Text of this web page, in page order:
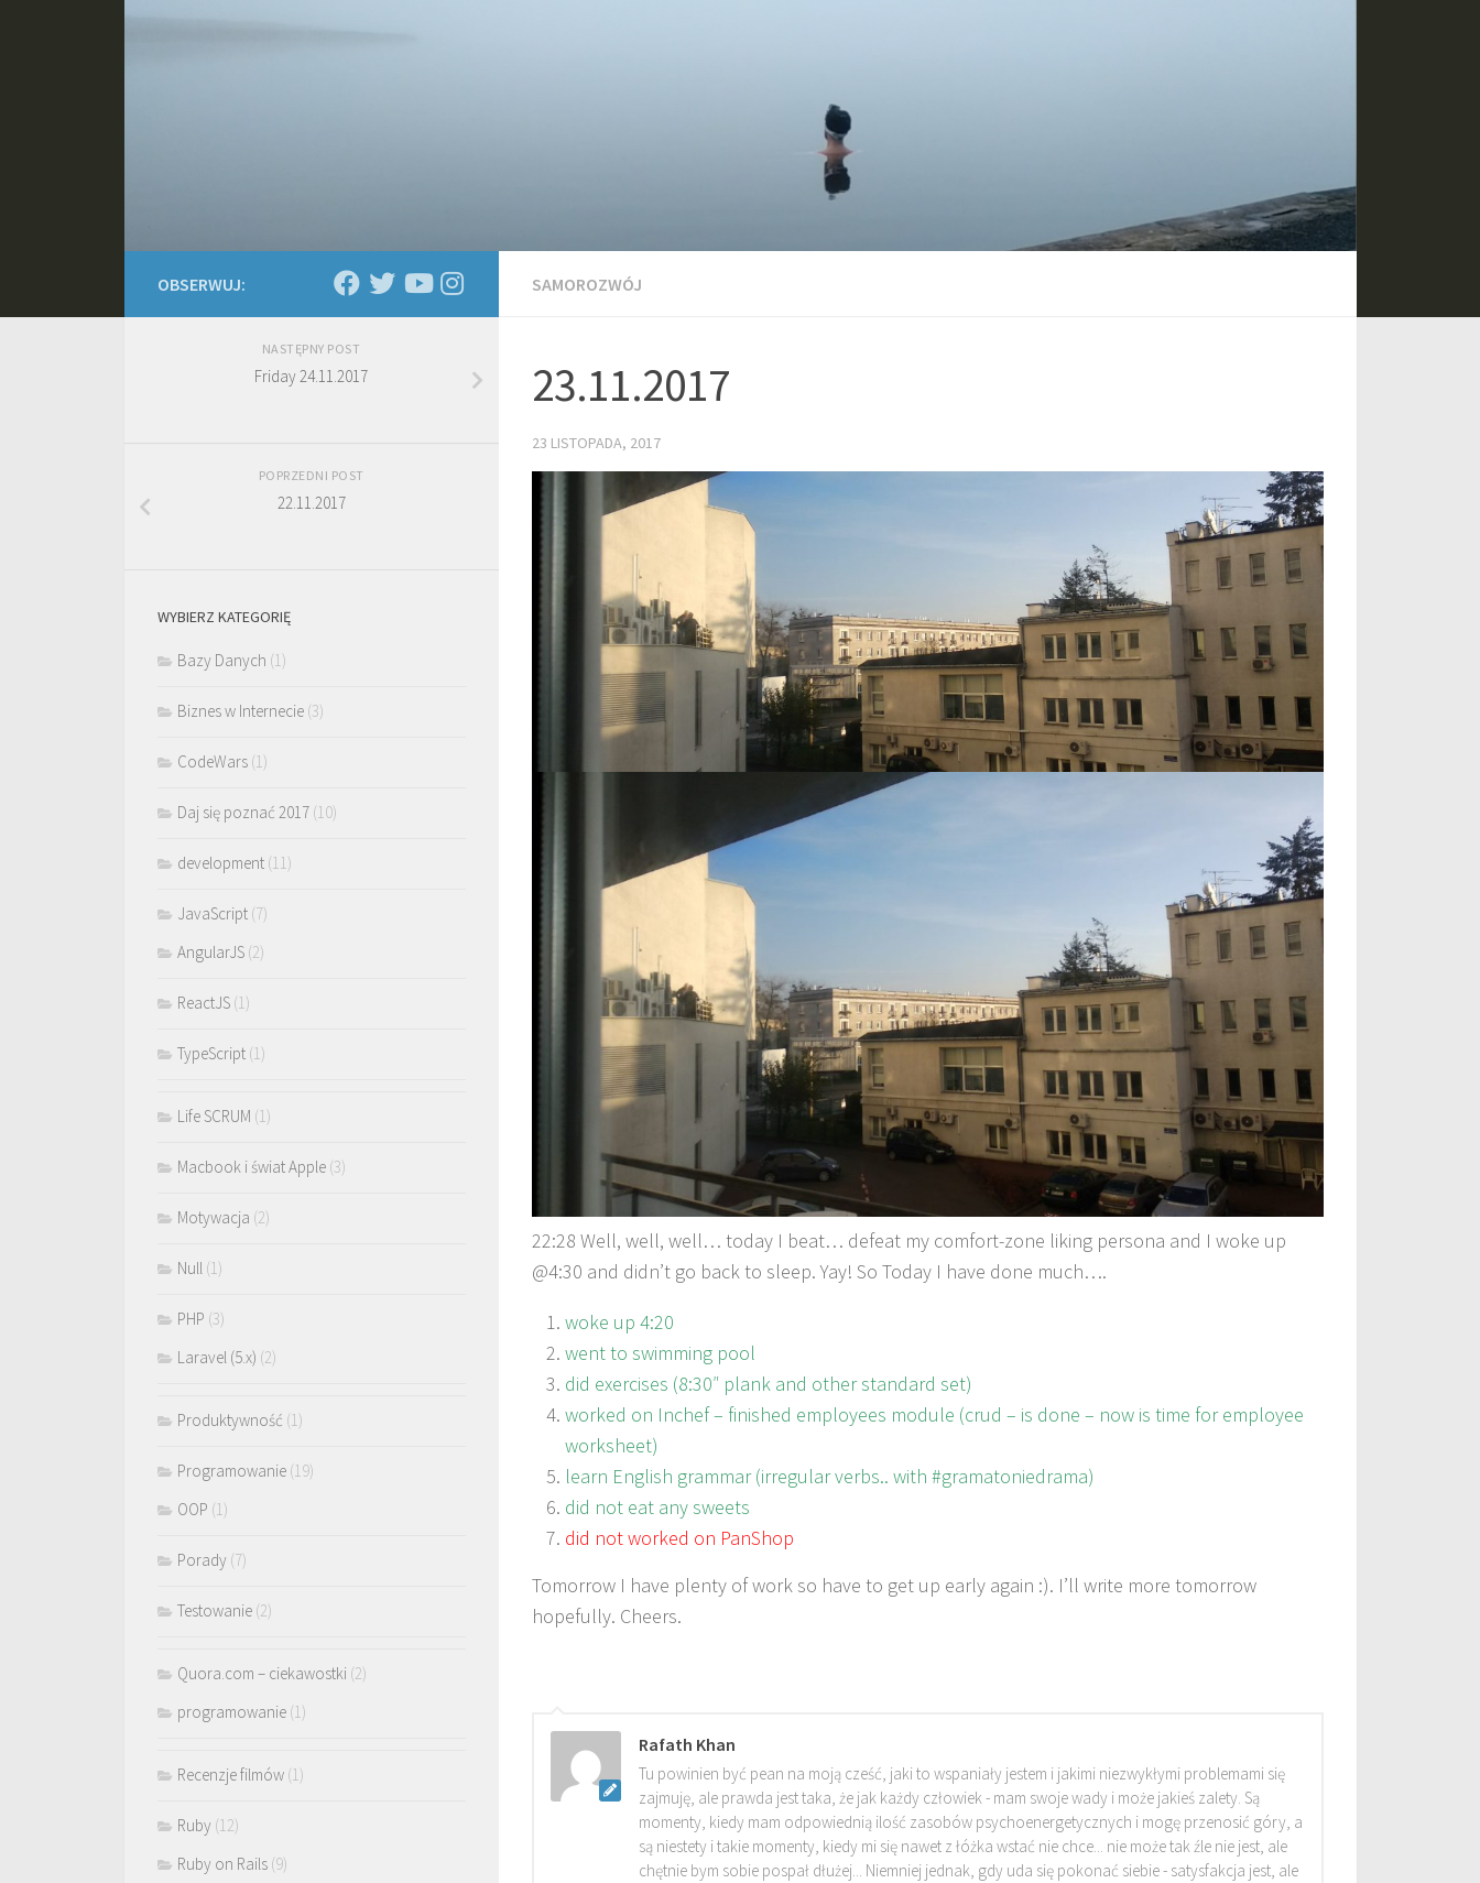
SAMOROZWÓJ
23.11.2017
23 LISTOPADA, 2017
22:28 Well, well, well… today I beat… defeat my comfort-zone liking persona and I woke up
@4:30 and didn’t go back to sleep. Yay! So Today I have done much….
woke up 4:20
went to swimming pool
did exercises (8:30″ plank and other standard set)
worked on Inchef – finished employees module (crud – is done – now is time for employee
worksheet)
learn English grammar (irregular verbs.. with #gramatoniedrama)
did not eat any sweets
did not worked on PanShop
Tomorrow I have plenty of work so have to get up early again :). I’ll write more tomorrow
hopefully. Cheers.
Rafath Khan
Tu powinien być pean na moją cześć, jaki to wspaniały jestem i jakimi niezwykłymi problemami się
zajmuję, ale prawda jest taka, że jak każdy człowiek - mam swoje wady i może jakieś zalety. Są
momenty, kiedy mam odpowiednią ilość zasobów psychoenergetycznych i mogę przenosić góry, a
są niestety i takie momenty, kiedy mi się nawet z łóżka wstać nie chce... nie może tak źle nie jest, ale
chętnie bym sobie pospał dłużej... Niemniej jednak, gdy uda się pokonać siebie - satysfakcja jest, ale
OBSERWUJ:
NASTĘPNY POST
Friday 24.11.2017
POPRZEDNI POST
22.11.2017
WYBIERZ KATEGORIĘ
Bazy Danych (1)
Biznes w Internecie(3)
CodeWars(1)
Daj się poznać 2017(10)
development(11)
JavaScript(7)
AngularJS(2)
ReactJS(1)
TypeScript(1)
Life SCRUM (1)
Macbook i świat Apple(3)
Motywacja (2)
Null(1)
PHP (3)
Laravel (5.x) (2)
Produktywność (1)
Programowanie(19)
OOP (1)
Porady(7)
Testowanie(2)
Quora.com – ciekawostki (2)
programowanie(1)
Recenzje filmów(1)
Ruby(12)
Ruby on Rails(9)